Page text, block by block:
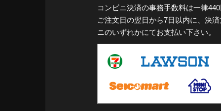
コンビニ決済の事務手数料は一律
ご注文日の翌日から7日以内に、決
ニのいずれかにてお支払い下さい。